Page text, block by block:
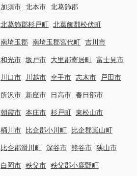
加須市 北本市 北葛飾郡
北葛飾郡杉戸町 北葛飾郡松伏町
南埼玉郡 南埼玉郡宮代町 吉川市
和光市 坂戸市 大里郡寄居町 富士見市
川口市 川越市 幸手市 志木市 戸田市
所沢市 新座市 日高市 春日部市
朝霞市 本庄市 杉戸町 東松山市
桶川市 比企郡小川町 比企郡嵐山町
比企郡滑川町 深谷市 熊谷市 狭山市
白岡市 秩父市 秩父郡小鹿野町